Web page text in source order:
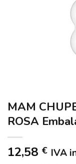
MAM
ROSA
12,58 € IVA